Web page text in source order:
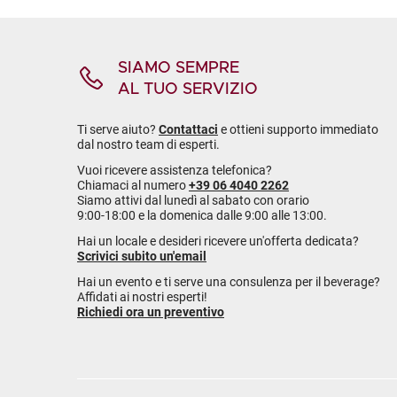
SIAMO SEMPRE
AL TUO SERVIZIO
Ti serve aiuto? Contattaci e ottieni supporto immediato
dal nostro team di esperti.
Vuoi ricevere assistenza telefonica?
Chiamaci al numero+39 06 4040 2262
Siamo attivi dal lunedì al sabato con orario
9:00-18:00 e la domenica dalle 9:00 alle 13:00.
Hai un locale e desideri ricevere un'offerta dedicata?
Scrivici subito un'email
Hai un evento e ti serve una consulenza per il beverage?
Affidati ai nostri esperti!
Richiedi ora un preventivo